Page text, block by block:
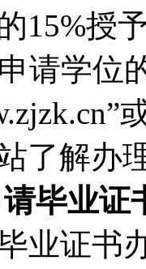
15%授
学位
了解办
毕业证
业证书